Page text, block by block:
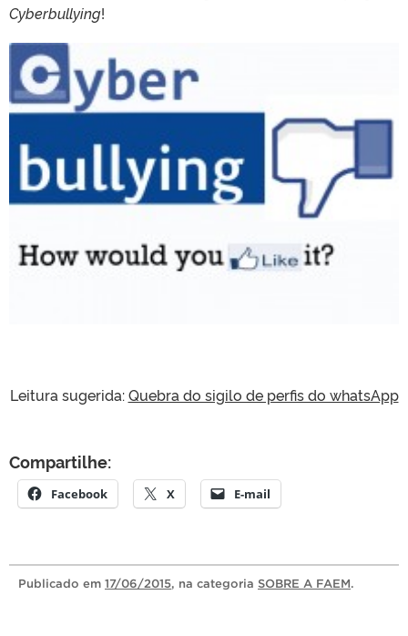
Cyberbullying!
Leitura sugerida:Quebra do sigilo de perfis do whatsApp
Compartilhe:
Facebook X E-mail
Publicado em 17/06/2015, na categoria SOBRE A FAEM.